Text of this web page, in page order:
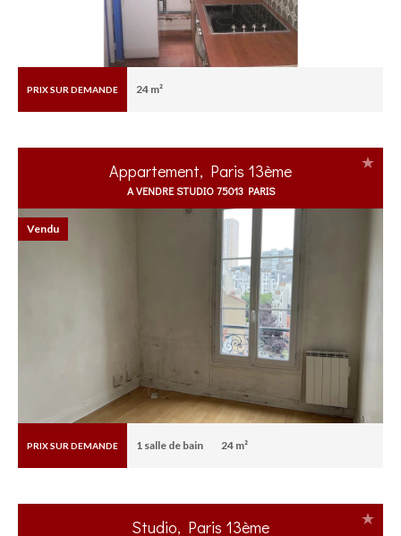
PRIX SUR DEMANDE 24 m²
Appartement, Paris 13ème
A VENDRE STUDIO 75013 PARIS
PRIX SUR DEMANDE 1 salle de bain 24 m²
Vendu
Studio, Paris 13ème